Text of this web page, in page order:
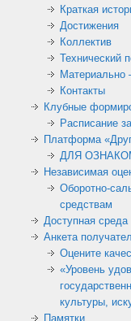
Краткая
Достижения
Коллектив
Технический
Материально
Контакты
Клубные
Расписание
Платформа
ДЛЯ
Независимая
Оборотно-
средствам
Доступная среда
Анкета
Оцените
«Уровень
культуры,
Памятки